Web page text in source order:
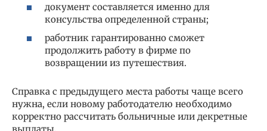
документ составляется именно для
консульства определенной страны;
работник гарантированно сможет
продолжить работу в фирме по
возвращении из путешествия.
Справка с предыдущего места работы чаще всего
нужна, если новому работодателю необходимо
корректно рассчитать больничные или декретные